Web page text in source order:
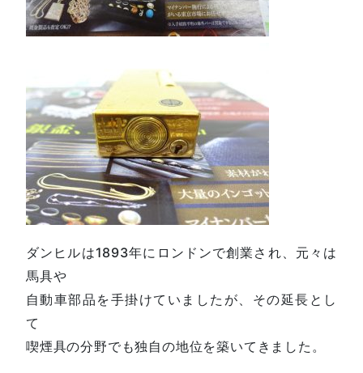
ダンヒルは1893年にロンドンで創業され、元々は
馬具や
自動車部品を手掛けていましたが、その延長とし
て
喫煙具の分野でも独自の地位を築いてきました。